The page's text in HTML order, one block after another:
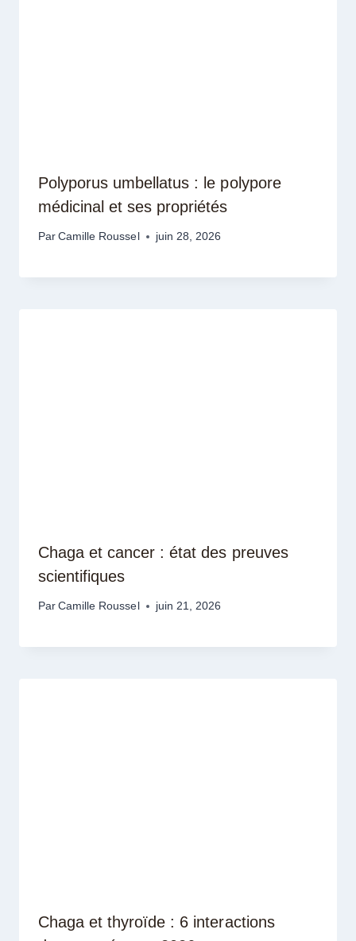
Polyporus umbellatus : le polypore
médicinal et ses propriétés
Par Camille Roussel juin 28, 2026
Chaga et cancer : état des preuves
scientifiques
Par Camille Roussel juin 21, 2026
Chaga et thyroïde : 6 interactions